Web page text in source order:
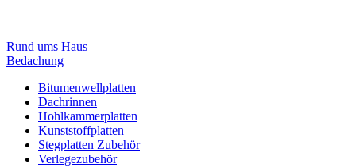
Rund ums Haus
Bedachung
Bitumenwellplatten
Dachrinnen
Hohlkammerplatten
Kunststoffplatten
Stegplatten Zubehör
Verlegezubehör